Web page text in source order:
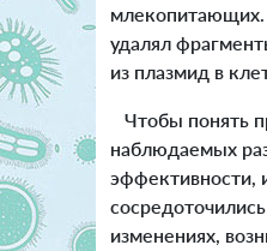
удалял
из плазмид в
Чтобы понять
наблюдаемых
эффективности,
изменениях,